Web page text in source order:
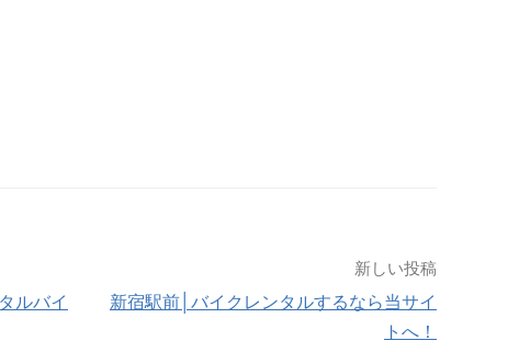
ルバイ
新しい投稿
新宿駅前│バイクレンタルするなら当サイ
トへ！